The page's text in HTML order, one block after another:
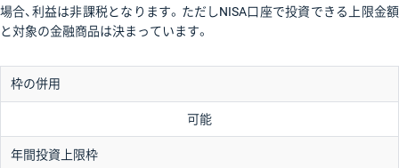
場合、利益は非課税となります。ただしNISA口座で投資できる上限金額
と対象の金融商品は決まっています。
枠の併用
可能
年間投資上限枠